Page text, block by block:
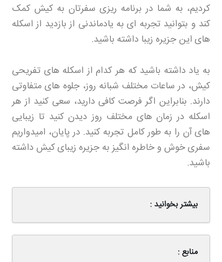
کردیم، به شما در برنامه ریزی سفرتان به کیش کمک
کند و بتوانید تجربه ای به یادماندنی از بازدید از اسکله
های این جزیره زیبا داشته باشید.
به یاد داشته باشید که هر کدام از اسکله های تفریحی
کیش، در ساعات مختلف شبانه روز، جلوه های متفاوتی
دارند. بنابراین اگر فرصت کافی دارید، سعی کنید از هر
اسکله در زمان های مختلف روز دیدن کنید تا زیبایی
های آن را به طور کامل تجربه کنید. در پایان، امیدواریم
سفری خوش و خاطره انگیز به جزیره زیبای کیش داشته
باشید.
بیشتر بخوانید :
منابع :